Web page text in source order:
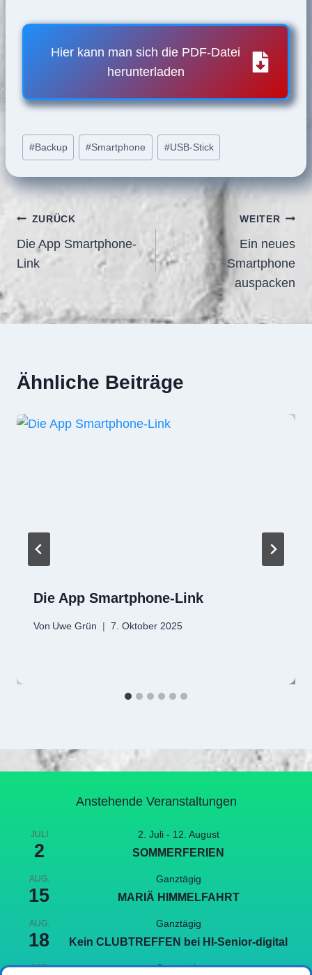
Hier kann man sich die PDF-Datei
herunterladen
Schlagworte:
#Backup #Smartphone #USB-Stick
Beitragsnavigation
ZURÜCK
Die App Smartphone-
Link
WEITER
Ein neues
Smartphone
auspacken
Ähnliche Beiträge
Die App Smartphone-Link
Von Uwe Grün 7. Oktober 2025
Anstehende Veranstaltungen
JULI
2
2. Juli- 12. August
SOMMERFERIEN
AUG.
15
Ganztägig
MARIÄ HIMMELFAHRT
AUG.
18
Ganztägig
Kein CLUBTREFFEN bei HI-Senior-digital
SEP. Ganztägig